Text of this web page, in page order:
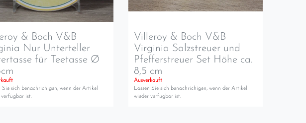
& Boch V&B
Nur Unterteller
für Teetasse Ø
Sie sich benachrichigen, wenn der Artikel
verfügbar ist.
Villeroy & Boch V&B
Virginia Salzstreuer und
Pfefferstreuer Set Höhe ca.
8,5 cm
Ausverkauft
Lassen Sie sich benachrichigen, wenn der Artikel
wieder verfügbar ist.